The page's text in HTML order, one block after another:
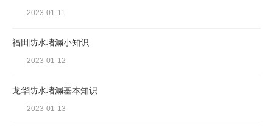
2023-01-11
福田防水堵漏小知识
2023-01-12
龙华防水堵漏基本知识
2023-01-13